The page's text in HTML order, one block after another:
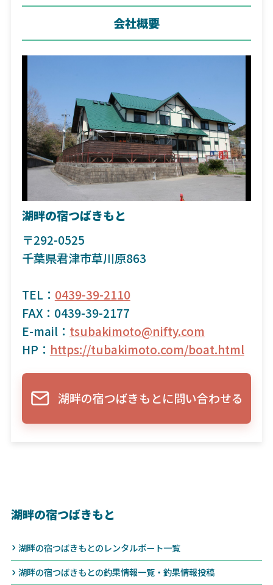
会社概要
湖畔の宿つばきもと
〒292-0525
千葉県君津市草川原863
TEL： 0439-39-2110
FAX：0439-39-2177
E-mail： tsubakimoto@nifty.com
HP： https://tubakimoto.com/boat.html
湖畔の宿つばきもとに問い合わせる
湖畔の宿つばきもと
湖畔の宿つばきもとのレンタルボート一覧
湖畔の宿つばきもとの釣果情報一覧・釣果情報投稿